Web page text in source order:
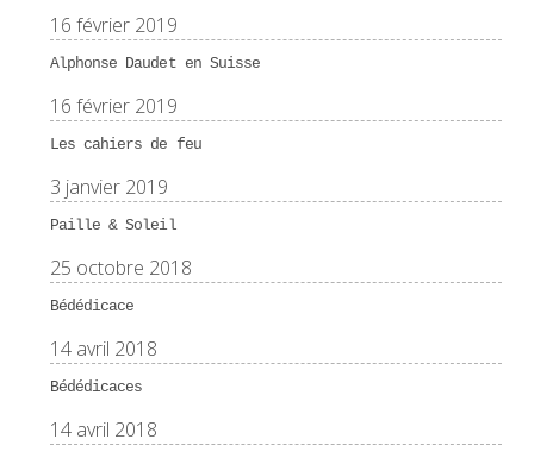
16 février 2019
Alphonse Daudet en Suisse
16 février 2019
Les cahiers de feu
3 janvier 2019
Paille & Soleil
25 octobre 2018
Bédédicace
14 avril 2018
Bédédicaces
14 avril 2018